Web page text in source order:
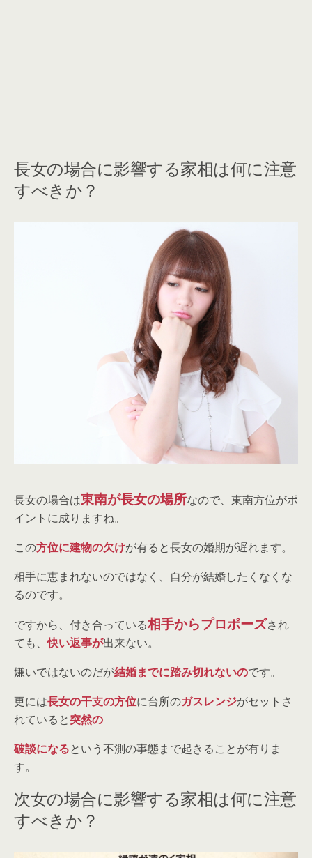
長女の場合に影響する家相は何に注意
すべきか？
長女の場合は東南が長女の場所なので、東南方位がポ
イントに成りますね。
この方位に建物の欠けが有ると長女の婚期が遅れます。
相手に恵まれないのではなく、自分が結婚したくなくな
るのです。
ですから、付き合っている相手からプロポーズされ
ても、快い返事が出来ない。
嫌いではないのだが結婚までに踏み切れないのです。
更には長女の干支の方位に台所のガスレンジがセットさ
れていると突然の
破談になるという不測の事態まで起きることが有りま
す。
次女の場合に影響する家相は何に注意
すべきか？